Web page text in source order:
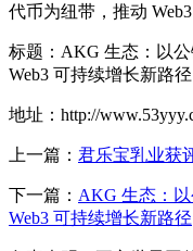
代币为纽带，推动
标题：AKG 生态：以
Web3 可持续增长新路径
地址：http://
上一篇： 君乐宝乳业获
下一篇： AKG 生态：
Web3 可持续增长新路径